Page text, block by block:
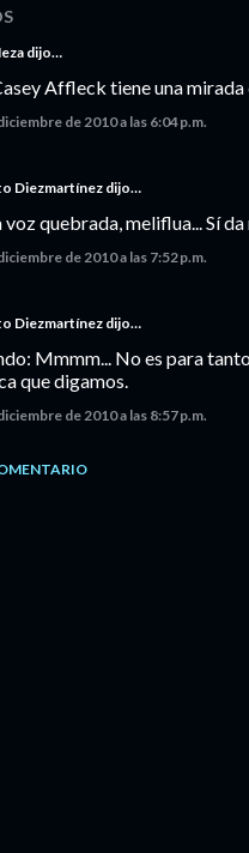
dijo…
Affleck tiene una
de 2010 a las 6:04 p.m.
Diezmartínez dijo…
voz quebrada, meliflua... Sí da
de 2010 a las 7:52 p.m.
Diezmartínez dijo…
Mmmm... No es para
que digamos.
de 2010 a las 8:57 p.m.